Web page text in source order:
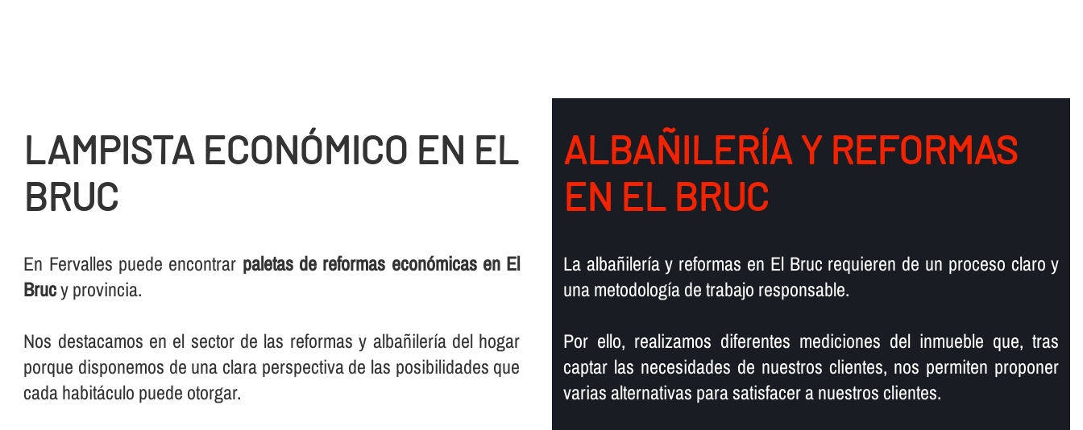
LAMPISTA ECONÓMICO EN EL
BRUC
En Fervalles puede encontrar paletas de reformas económicas en El
Brucy provincia.
Nos destacamos en el sector de las reformas y albañilerí­a del hogar
porque disponemos de una clara perspectiva de las posibilidades que
cada habitáculo puede otorgar.
ALBAÑILERÍ­A Y REFORMAS
EN EL BRUC
La albañilerí­a y reformas en El Bruc requieren de un proceso claro y
una metodologí­a de trabajo responsable.
Por ello, realizamos diferentes mediciones del inmueble que, tras
captar las necesidades de nuestros clientes, nos permiten proponer
varias alternativas para satisfacer a nuestros clientes.